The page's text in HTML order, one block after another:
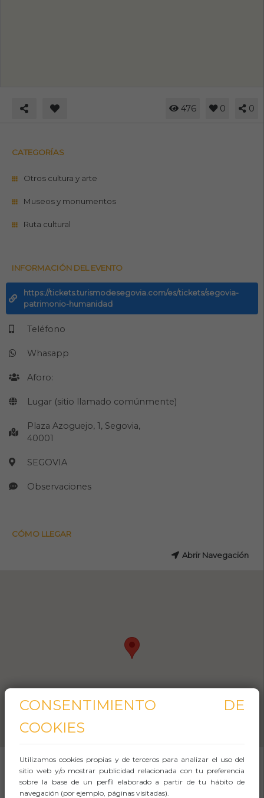
476 0 0
SOBRE EL EVENTO
CATEGORÍAS
Otros cultura y arte
Museos y monumentos
Ruta cultural
INFORMACIÓN DEL EVENTO
https://tickets.turismodesegovia.com/es/tickets/segovia-
patrimonio-humanidad
Teléfono
Whasapp
Aforo:
Lugar (sitio llamado comúnmente)
Plaza Azoguejo, 1, Segovia,
40001
SEGOVIA
Observaciones
CÓMO LLEGAR
Abrir Navegación
CONSENTIMIENTO DE
COOKIES
Utilizamos cookies propias y de terceros para analizar el uso del
sitio web y/o mostrar publicidad relacionada con tu preferencia
sobre la base de un perfil elaborado a partir de tu hábito de
navegación (por ejemplo, páginas visitadas).